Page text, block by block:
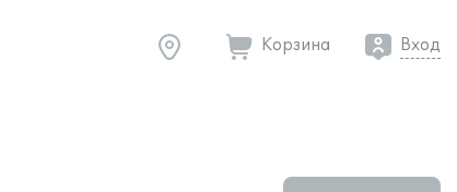
Корзина Вход